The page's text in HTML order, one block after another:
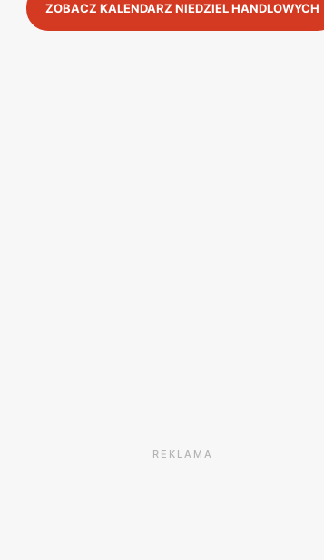
ZOBACZ KALENDARZ NIEDZIEL HANDLOWYCH
REKLAMA